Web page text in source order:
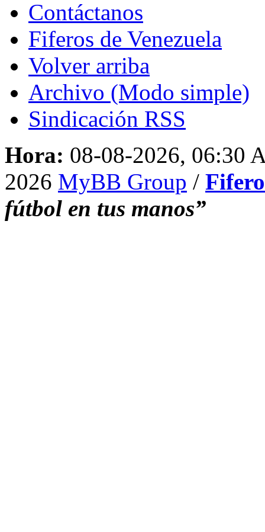
Contáctanos
Fiferos de Venezuela
Volver arriba
Archivo (Modo simple)
Sindicación RSS
Hora: 08-08-2026, 06:30
2026 MyBB Group /
fútbol en tus manos”